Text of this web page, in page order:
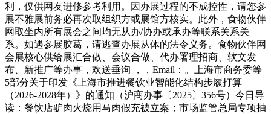
利，仅供网友进修参考利用。因办展过程的不成控性，请您参
展不雅展前务必再次取组织方或展馆方核实。此外，食物伙伴
网取坐内所有展会之间均无从办/协办或承办等联系关系关
系。如遇参展胶葛，请逃查办展从体的法令义务。食物伙伴网
会展核心供给展汇合做、会议合做、代办署理招商、软文发
布、新推广等办事，欢送垂询 ，，Email：。上海市商务委等
5部分关于印发《上海市推进餐饮业智能化结构步履打算
（2026-2028年）》的通知（沪商办事〔2025〕356号）今日导
读：餐饮店驴肉火烧用马肉假充被立案；市场监管总局专项抽